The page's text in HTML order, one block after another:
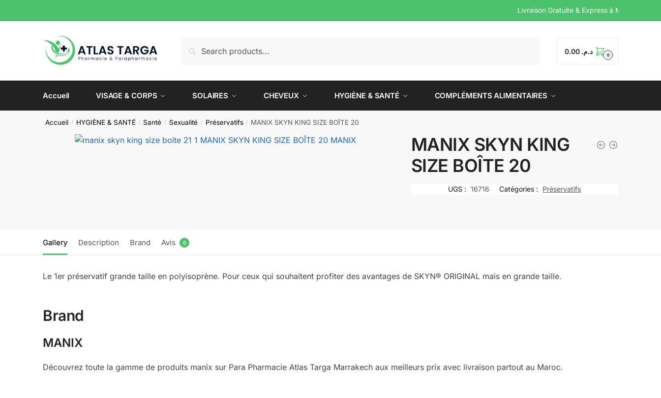
Livraison Gratuite &
pour :
د.م. 0.00 0
Accueil VISAGE & CORPS SOLAIRES CHEVEUX HYGIÈNE & SANTÉ COMPLÉMENTS ALIMENTAIRES
Accueil / HYGIÈNE & SANTÉ / Santé / Sexualité / Préservatifs / MANIX SKYN KING SIZE BOÎTE 20
MANIX SKYN KING
SIZE BOÎTE 20
UGS : 16716 Catégories : Préservatifs
Gallery Description Brand Avis 0
Le 1er préservatif grande taille en polyisoprène. Pour ceux qui souhaitent profiter des avantages de SKYN® ORIGINAL mais en grande taille.
Brand
MANIX
Découvrez toute la gamme de produits manix sur Para Pharmacie Atlas Targa Marrakech aux meilleurs prix avec livraison partout au Maroc.